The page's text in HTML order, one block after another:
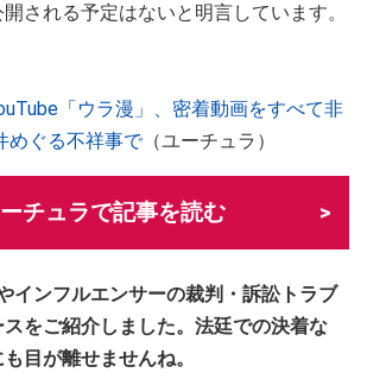
される予定はないと明言しています。
「ウラ漫」、密着動画をすべて非
めぐる不祥事で（ユーチュラ）
チュラで記事を読む
インフルエンサーの裁判・訴訟トラブ
をご紹介しました。法廷での決着な
目が離せませんね。